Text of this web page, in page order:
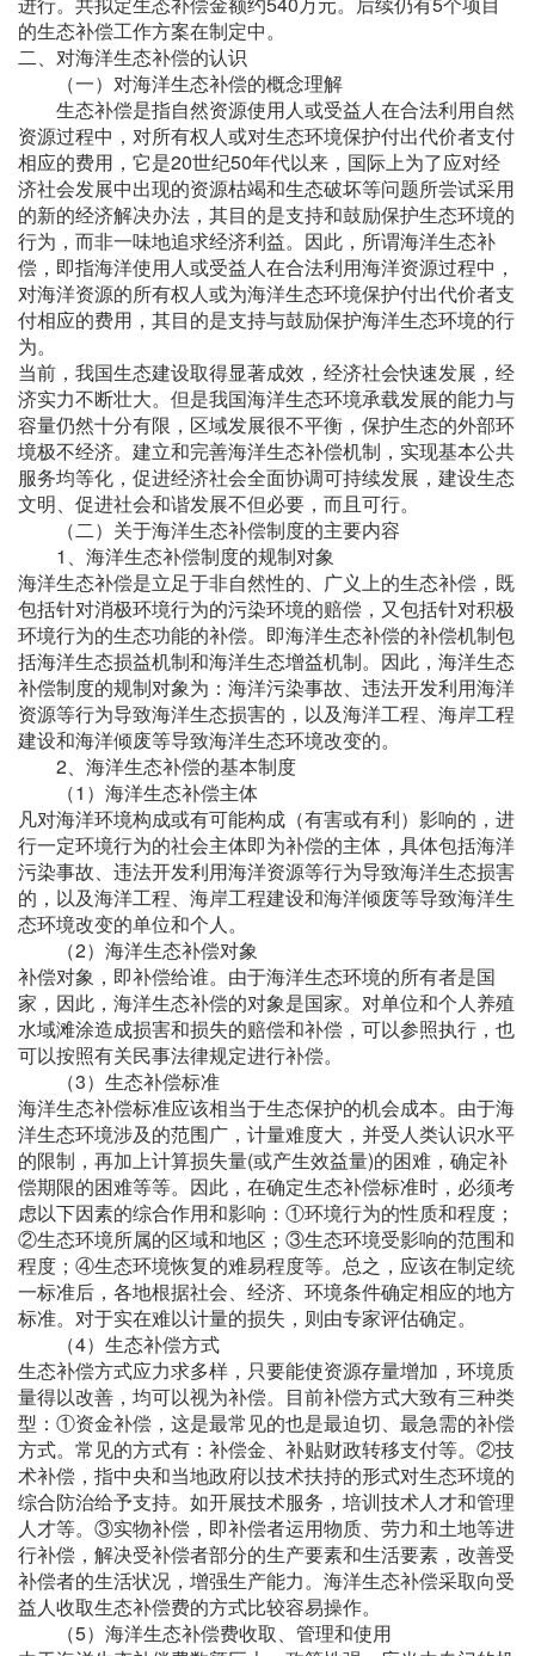
的生态补偿工作方案在制定中。
二、对海洋生态补偿的认识
（一）对海洋生态补偿的概念理解
生态补偿是指自然资源使用人或受益人在合法利用自然
资源过程中，对所有权人或对生态环境保护付出代价者支付
相应的费用，它是20世纪50年代以来，国际上为了应对经
济社会发展中出现的资源枯竭和生态破坏等问题所尝试采用
的新的经济解决办法，其目的是支持和鼓励保护生态环境的
行为，而非一味地追求经济利益。因此，所谓海洋生态补
偿，即指海洋使用人或受益人在合法利用海洋资源过程中，
对海洋资源的所有权人或为海洋生态环境保护付出代价者支
付相应的费用，其目的是支持与鼓励保护海洋生态环境的行
为。
当前，我国生态建设取得显著成效，经济社会快速发展，经
济实力不断壮大。但是我国海洋生态环境承载发展的能力与
容量仍然十分有限，区域发展很不平衡，保护生态的外部环
境极不经济。建立和完善海洋生态补偿机制，实现基本公共
服务均等化，促进经济社会全面协调可持续发展，建设生态
文明、促进社会和谐发展不但必要，而且可行。
（二）关于海洋生态补偿制度的主要内容
1、海洋生态补偿制度的规制对象
海洋生态补偿是立足于非自然性的、广义上的生态补偿，既
包括针对消极环境行为的污染环境的赔偿，又包括针对积极
环境行为的生态功能的补偿。即海洋生态补偿的补偿机制包
括海洋生态损益机制和海洋生态增益机制。因此，海洋生态
补偿制度的规制对象为：海洋污染事故、违法开发利用海洋
资源等行为导致海洋生态损害的，以及海洋工程、海岸工程
建设和海洋倾废等导致海洋生态环境改变的。
2、海洋生态补偿的基本制度
（1）海洋生态补偿主体
凡对海洋环境构成或有可能构成（有害或有利）影响的，进
行一定环境行为的社会主体即为补偿的主体，具体包括海洋
污染事故、违法开发利用海洋资源等行为导致海洋生态损害
的，以及海洋工程、海岸工程建设和海洋倾废等导致海洋生
态环境改变的单位和个人。
（2）海洋生态补偿对象
补偿对象，即补偿给谁。由于海洋生态环境的所有者是国
家，因此，海洋生态补偿的对象是国家。对单位和个人养殖
水域滩涂造成损害和损失的赔偿和补偿，可以参照执行，也
可以按照有关民事法律规定进行补偿。
（3）生态补偿标准
海洋生态补偿标准应该相当于生态保护的机会成本。由于海
洋生态环境涉及的范围广，计量难度大，并受人类认识水平
的限制，再加上计算损失量(或产生效益量)的困难，确定补
偿期限的困难等等。因此，在确定生态补偿标准时，必须考
虑以下因素的综合作用和影响：①环境行为的性质和程度；
②生态环境所属的区域和地区；③生态环境受影响的范围和
程度；④生态环境恢复的难易程度等。总之，应该在制定统
一标准后，各地根据社会、经济、环境条件确定相应的地方
标准。对于实在难以计量的损失，则由专家评估确定。
（4）生态补偿方式
生态补偿方式应力求多样，只要能使资源存量增加，环境质
量得以改善，均可以视为补偿。目前补偿方式大致有三种类
型：①资金补偿，这是最常见的也是最迫切、最急需的补偿
方式。常见的方式有：补偿金、补贴财政转移支付等。②技
术补偿，指中央和当地政府以技术扶持的形式对生态环境的
综合防治给予支持。如开展技术服务，培训技术人才和管理
人才等。③实物补偿，即补偿者运用物质、劳力和土地等进
行补偿，解决受补偿者部分的生产要素和生活要素，改善受
补偿者的生活状况，增强生产能力。海洋生态补偿采取向受
益人收取生态补偿费的方式比较容易操作。
（5）海洋生态补偿费收取、管理和使用